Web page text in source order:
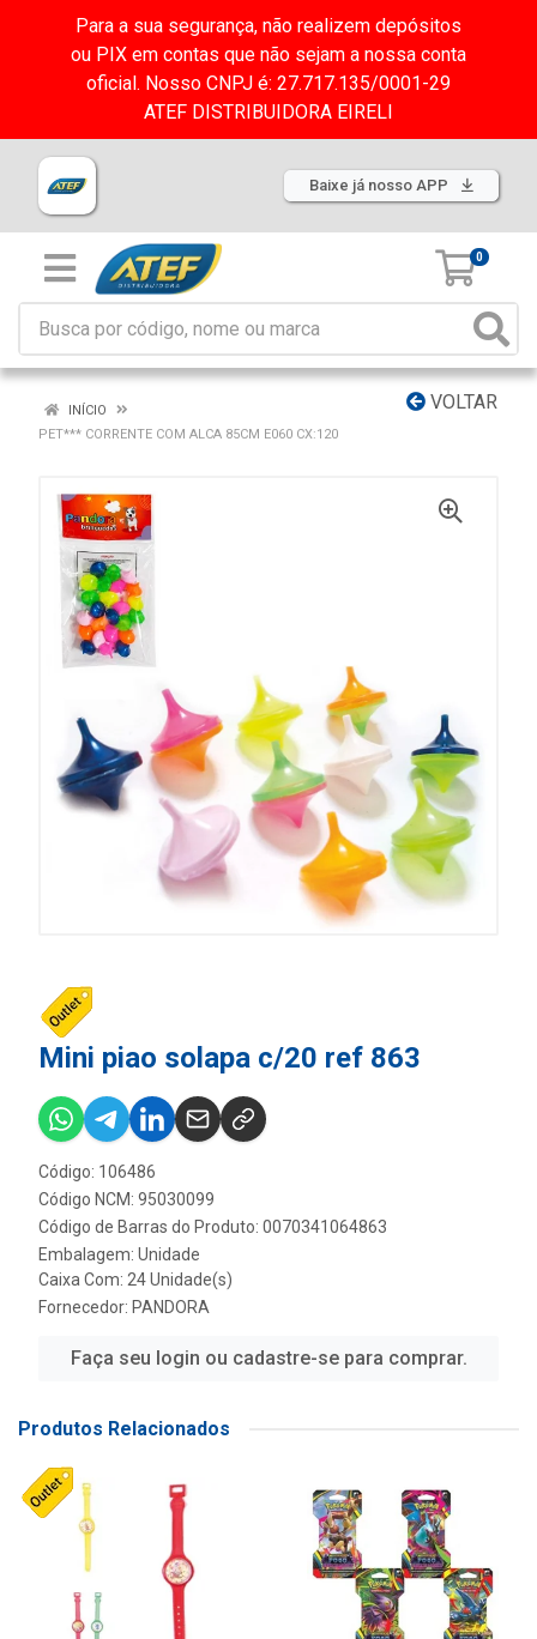
Para a sua segurança, não realizem depósitos
ou PIX em contas que não sejam a nossa conta
oficial. Nosso CNPJ é: 27.717.135/0001-29
ATEF DISTRIBUIDORA EIRELI
Baixe já nosso APP
0
VOLTAR
INÍCIO
PET*** CORRENTE COM ALCA 85CM E060 CX:120
Mini piao solapa c/20 ref 863
Código: 106486
Código NCM: 95030099
Código de Barras do Produto: 0070341064863
Embalagem: Unidade
Caixa Com: 24 Unidade(s)
Fornecedor: PANDORA
Faça seu login ou cadastre-se para comprar.
Produtos Relacionados